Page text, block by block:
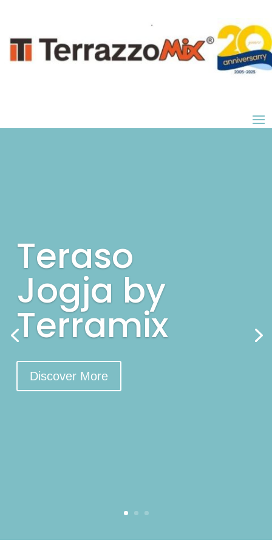
Teraso
Jogja by
Terramix
Discover More